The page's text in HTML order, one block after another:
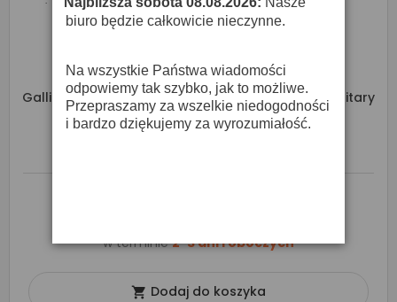
Galli EG1252 Blues Heavy - Struny Powlekane Do Gitary
Elektrycznej
47,70 zł 53,00 zł
w terminie2-3 dni roboczych
 Dodaj do koszyka
·
biuro będzie całkowicie nieczynne.
Na wszystkie Państwa wiadomości
odpowiemy tak szybko, jak to możliwe.
Przepraszamy za wszelkie niedogodności
i bardzo dziękujemy za wyrozumiałość.